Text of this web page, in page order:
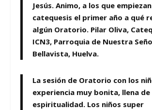
Jesús. Animo, a los que
catequesis el primer año a qué
algún Oratorio. Pilar Oliva,
ICN3, Parroquia de Nuestra
Bellavista, Huelva.
La sesión de Oratorio con los
experiencia muy bonita, llena de
espiritualidad. Los niños super